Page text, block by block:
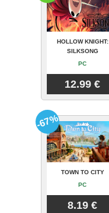
HOLLOW KNIGHT:
SILKSONG
PC
12.99 €
TOWN TO CITY
PC
8.19 €
-67%